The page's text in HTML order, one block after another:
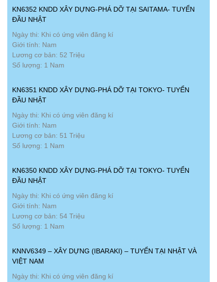
KN6352 KNDD XÂY DỰNG-PHÁ DỠ TẠI SAITAMA- TUYỂN
ĐẦU NHẬT
Ngày thi: Khi có ứng viên đăng kí
Giới tính: Nam
Lương cơ bản: 52 Triệu
Số lượng: 1 Nam
KN6351 KNDD XÂY DỰNG-PHÁ DỠ TẠI TOKYO- TUYỂN
ĐẦU NHẬT
Ngày thi: Khi có ứng viên đăng kí
Giới tính: Nam
Lương cơ bản: 51 Triệu
Số lượng: 1 Nam
KN6350 KNDD XÂY DỰNG-PHÁ DỠ TẠI TOKYO- TUYỂN
ĐẦU NHẬT
Ngày thi: Khi có ứng viên đăng kí
Giới tính: Nam
Lương cơ bản: 54 Triệu
Số lượng: 1 Nam
KNNV6349 – XÂY DỰNG (IBARAKI) – TUYỂN TẠI NHẬT VÀ
VIỆT NAM
Ngày thi: Khi có ứng viên đăng kí